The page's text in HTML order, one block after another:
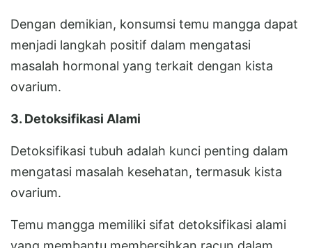
Dengan demikian, konsumsi temu mangga dapat
menjadi langkah positif dalam mengatasi
masalah hormonal yang terkait dengan kista
ovarium.
3. Detoksifikasi Alami
Detoksifikasi tubuh adalah kunci penting dalam
mengatasi masalah kesehatan, termasuk kista
ovarium.
Temu mangga memiliki sifat detoksifikasi alami